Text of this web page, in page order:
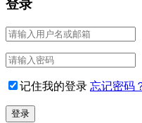
登录
记住我的登录 忘记密码